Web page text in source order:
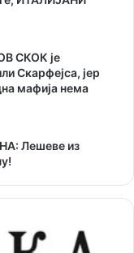
СКОК је
Скарфејса, јер
мафија нема
Лешеве из